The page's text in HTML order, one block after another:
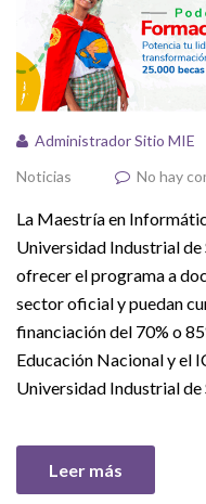
Administrador Sitio MIE
Noticias
No hay
La Maestría en
Universidad Industrial de
ofrecer el programa a
sector oficial y puedan
financiación del 70% o
Educación Nacional y el
Universidad Industrial
Leer más